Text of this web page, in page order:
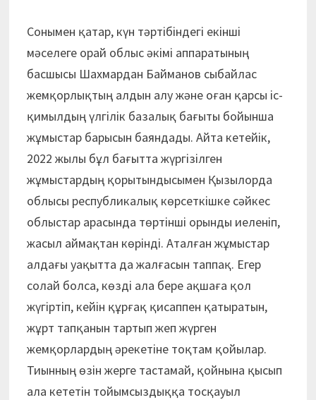
Сонымен қатар, күн тәртібіндегі екінші
мәселеге орай облыс әкімі аппаратының
басшысы Шахмардан Байманов сыбайлас
жемқорлықтың алдын алу және оған қарсы іс-
қимылдың үлгілік базалық бағыты бойынша
жұмыстар барысын баяндады. Айта кетейік,
2022 жылы бұл бағытта жүргізілген
жұмыстардың қорытындысымен Қызылорда
облысы республикалық көрсеткішке сәйкес
облыстар арасында төртінші орынды иеленіп,
жасыл аймақтан көрінді. Аталған жұмыстар
алдағы уақытта да жалғасын таппақ. Егер
солай болса, көзді ала бере ақшаға қол
жүгіртіп, кейін құрғақ қисаппен қатыратын,
жұрт тапқанын тартып жеп жүрген
жемқорлардың әрекетіне тоқтам қойылар.
Тиынның өзін жерге тастамай, қойнына қысып
ала кететін тойымсыздыққа тосқауыл